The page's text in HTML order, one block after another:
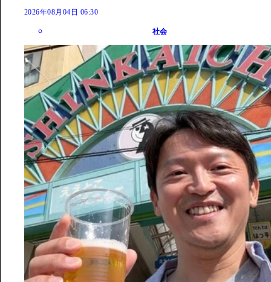
2026年08月04日 06:30
社会